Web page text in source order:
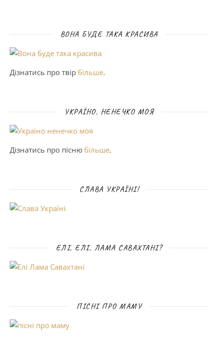
ВОНА БУДЕ ТАКА КРАСИВА
Дізнатись про твір більше.
УКРАЇНО, НЕНЕЧКО МОЯ
Дізнатись про пісню більше.
СЛАВА УКРАЇНІ!
ЕЛІ, ЕЛІ, ЛАМА САВАХТАНІ?
ПІСНІ ПРО МАМУ